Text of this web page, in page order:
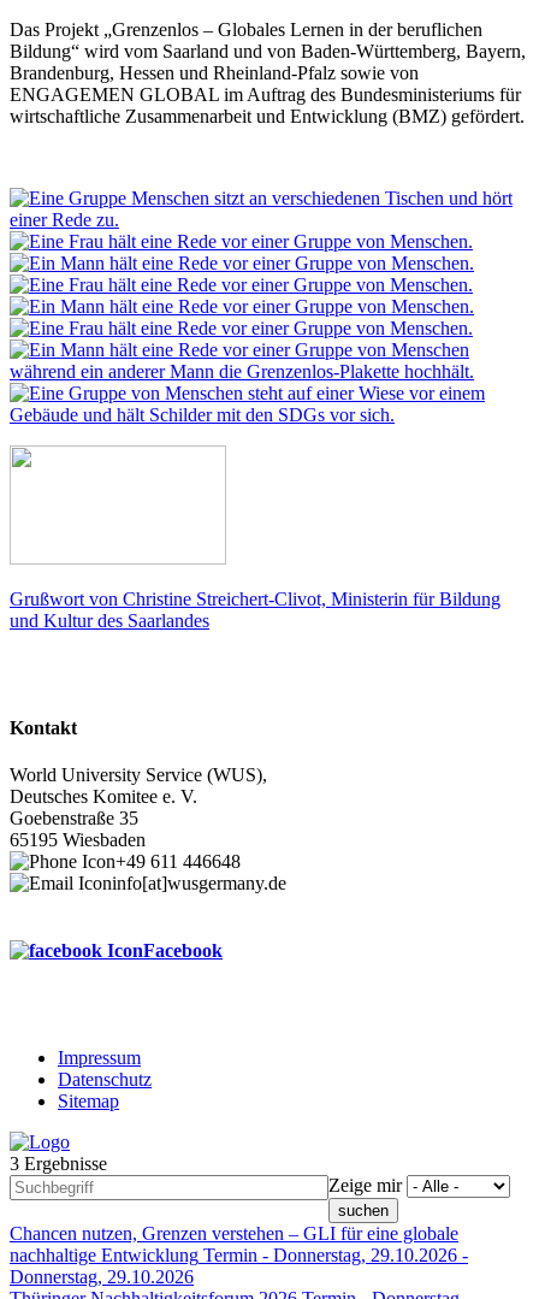
Das Projekt „Grenzenlos – Globales Lernen in der beruflichen
Bildung“ wird vom Saarland und von Baden-Württemberg, Bayern,
Brandenburg, Hessen und Rheinland-Pfalz sowie von
ENGAGEMEN GLOBAL im Auftrag des Bundesministeriums für
wirtschaftliche Zusammenarbeit und Entwicklung (BMZ) gefördert.
Grußwort von Christine Streichert-Clivot, Ministerin für Bildung
und Kultur des Saarlandes
Kontakt
World University Service (WUS),
Deutsches Komitee e. V.
Goebenstraße 35
65195 Wiesbaden
+49 611 446648
info[at]wusgermany.de
Facebook
Footer
menu
Impressum
Datenschutz
Sitemap
3 Ergebnisse
Zeige mir
Chancen nutzen, Grenzen verstehen – GLI für eine globale
nachhaltige Entwicklung Termin - Donnerstag, 29.10.2026 -
Donnerstag, 29.10.2026